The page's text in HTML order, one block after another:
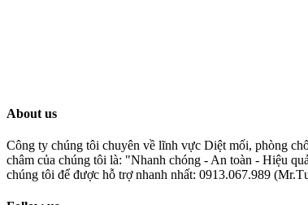
About us
Công ty chúng tôi chuyên về lĩnh vực Diệt mối, phòng
châm của chúng tôi là: "Nhanh chóng - An toàn - Hiệu
chúng tôi để được hỗ trợ nhanh nhất: 0913.067.989